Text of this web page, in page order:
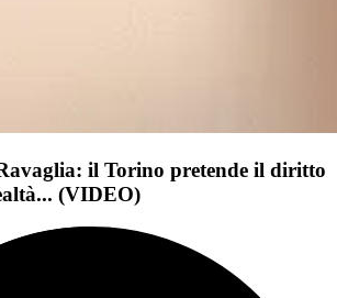
il Torino pretende il diritto
(VIDEO)